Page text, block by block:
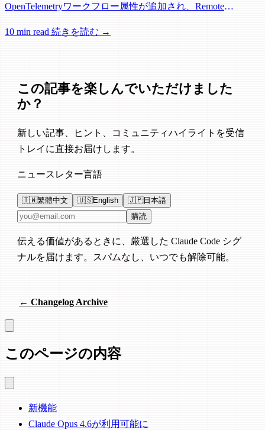
OpenTelemetryワークフロー属性が追加され、Remote
の修正が含まれています。
10 min read 続きを読む →
この記事を楽しんでいただけました
か？
新しい記事、ヒント、コミュニティハイライトを受信
トレイに直接お届けします。
ニュースレター言語
🇹🇼繁體中文 🇺🇸English 🇯🇵日本語
メールアドレス 購読
伝える価値があるときに、厳選した Claude Code シグ
ナルを届けます。スパムなし、いつでも解除可能。
← Changelog Archive
このページの内容
新機能
Claude Opus 4.6が利用可能に